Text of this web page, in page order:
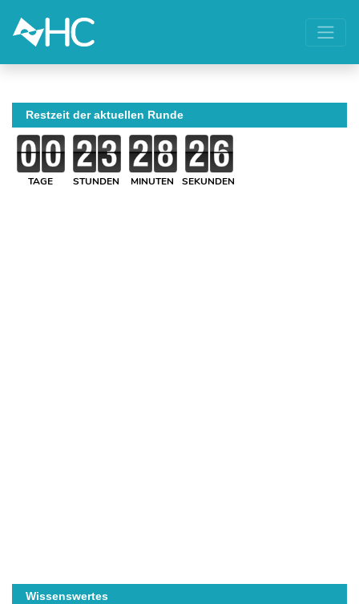
Restzeit der aktuellen Runde
TAGE STUNDEN MINUTEN SEKUNDEN
Wissenswertes